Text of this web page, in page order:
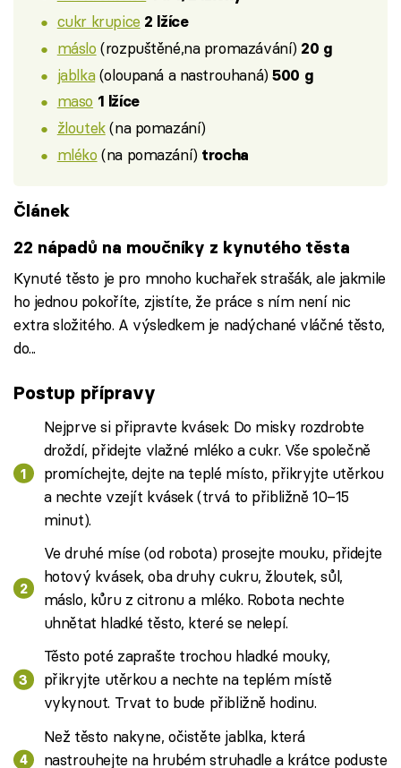
cukr krupice 2 lžíce
máslo (rozpuštěné,na promazávání) 20 g
jablka(oloupaná a nastrouhaná)500 g
maso 1 lžíce
žloutek(na pomazání)
mléko (na pomazání) trocha
Článek
22 nápadů na moučníky z kynutého těsta
Kynuté těsto je pro mnoho kuchařek strašák, ale jakmile
ho jednou pokoříte, zjistíte, že práce s ním není nic
extra složitého. A výsledkem je nadýchané vláčné těsto,
do...
Postup přípravy
Nejprve si připravte kvásek: Do misky rozdrobte
droždí, přidejte vlažné mléko a cukr. Vše společně
promíchejte, dejte na teplé místo, přikryjte utěrkou
a nechte vzejít kvásek (trvá to přibližně 10–15
minut).
Ve druhé míse (od robota) prosejte mouku, přidejte
hotový kvásek, oba druhy cukru, žloutek, sůl,
máslo, kůru z citronu a mléko. Robota nechte
uhnětat hladké těsto, které se nelepí.
Těsto poté zaprašte trochou hladké mouky,
přikryjte utěrkou a nechte na teplém místě
vykynout. Trvat to bude přibližně hodinu.
Než těsto nakyne, očistěte jablka, která
nastrouhejte na hrubém struhadle a krátce poduste